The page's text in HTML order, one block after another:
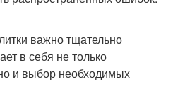
важно тщательно
в себя не только
и выбор необходимых